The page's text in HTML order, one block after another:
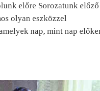
előre Sorozatunk előző
olyan eszközzel
nap, mint nap